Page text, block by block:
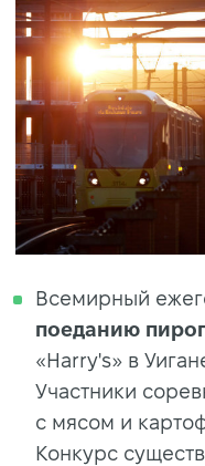
Всемирный
поеданию
«Harry's» в
Участники
с мясом и
Конкурс